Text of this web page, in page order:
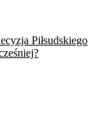
Piłsudskiego